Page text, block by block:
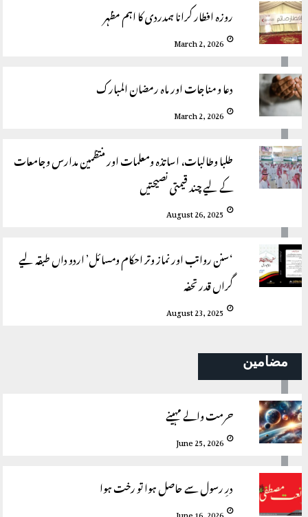
روزه افطار كرانا ہمدردى كا اہم مظہر
March 2, 2026
دعا و مناجات اور ماہ رمضان المبارک
March 2, 2026
طلبا وطالبات، اساتذہ ومعلمات اور منتظمین مدارس وجامعات
کے لیے چند قیمتی نصیحتیں
August 26, 2025
‘سنن رواتب اور نماز وتر احکام ومسائل’ اردو داں طبقہ لیے
گراں قدر تحفہ
August 23, 2025
مضامین
حرمت والے مہینے
June 25, 2026
درِ رسول سے حاصل ہوا تو رخت ہوا